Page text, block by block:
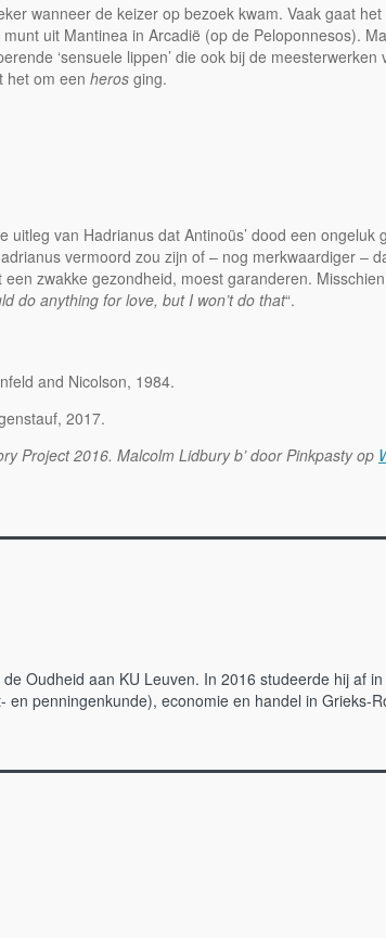
wanneer de keizer op bezoek kwam. Vaak gaat
uit Mantinea in Arcadië (op de Peloponnesos).
‘sensuele lippen’ die ook bij de
het om een heros ging.
van Hadrianus dat Antinoüs’ dood een
vermoord zou zijn of – nog merkwaardiger –
zwakke gezondheid, moest garanderen.
do anything for love, but I won’t do that“.
and Nicolson, 1984.
2017.
Project 2016. Malcolm Lidbury b’ door Pinkpasty op
Oudheid aan KU Leuven. In 2016 studeerde hij af
penningenkunde), economie en handel in Grieks-